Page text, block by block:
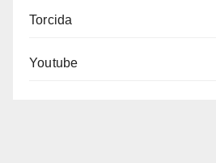
Torcida
Youtube